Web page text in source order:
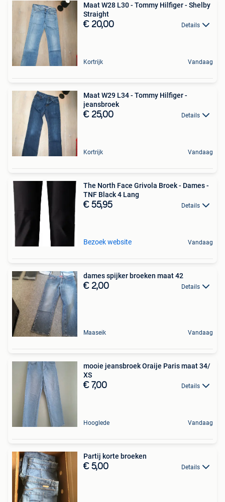
Maat W28 L30 - Tommy Hilfiger - Shelby
Straight
€ 20,00 Details
Kortrijk Vandaag
Maat W29 L34 - Tommy Hilfiger -
jeansbroek
€ 25,00 Details
Kortrijk Vandaag
The North Face Grivola Broek - Dames -
TNF Black 4 Lang
€ 55,95 Details
Bezoek website Vandaag
dames spijker broeken maat 42
€ 2,00 Details
Maaseik Vandaag
mooie jeansbroek Oraije Paris maat 34/
XS
€ 7,00 Details
Hooglede Vandaag
Partij korte broeken
€ 5,00 Details